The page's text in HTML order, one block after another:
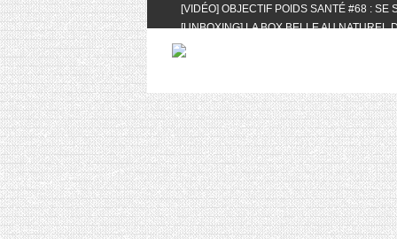
[VIDÉO] OBJECTIF POIDS SANTÉ #68 : SE
[UNBOXING] LA BOX BELLE AU NATUREL
[VIDÉO] UNBOXING : LES MY LITTLE &
[VIDÉO] QUITOQUE #10 : MEAL PREP &
[VIDÉO] UNBOXING : LES MY LITTLE &
2024 FEAT. AKILA
[VIDÉO] OBJECTIF POIDS SANTÉ #67 :
VIE DES AUTRES
[VIDÉO] UNBOXING : LES MY LITTLE &
FÉVRIER ET MARS 2024 FEAT. AKILA
[VIDÉO] LA SÉLECTION DU MOIS